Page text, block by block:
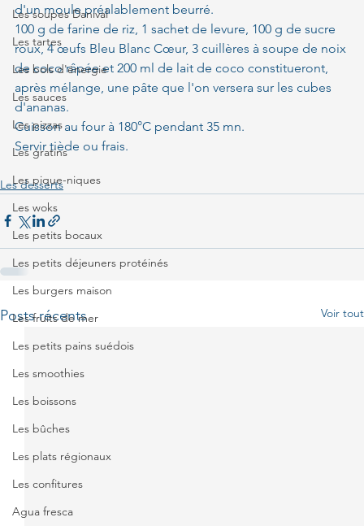
Les soupes Danival
Les tartes
Les bols d'énergie
Les sauces
Les pizzas
Les gratins
Les pique-niques
Les woks
Les petits bocaux
Les petits déjeuners protéinés
Les burgers maison
Les fruits de mer
Les petits pains suédois
Les smoothies
Les boissons
Les bûches
Les plats régionaux
Les confitures
Agua fresca
d'un moule préalablement beurré.
100 g de farine de riz, 1 sachet de levure, 100 g de sucre
roux, 4 œufs Bleu Blanc Cœur, 3 cuillères à soupe de noix
de coco râpée et 200 ml de lait de coco constitueront,
après mélange, une pâte que l'on versera sur les cubes
d'ananas.
Cuisson au four à 180°C pendant 35 mn.
Servir tiède ou frais.
Les desserts
Posts récents Voir tout